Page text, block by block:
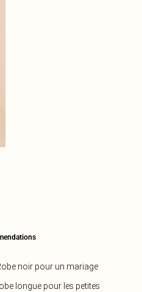
noir pour un mariage
longue pour les petites